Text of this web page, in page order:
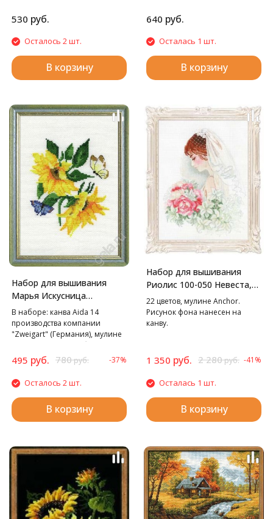
игла "Hemline", подробная
схема-инструкция и кант
«PEGA» (Чехия).
530 руб.
Осталось 2 шт.
В корзину
640 руб.
Осталась 1 шт.
В корзину
Набор для вышивания
Марья Искусница
Подсолнухи /Марья
Искусница/, 20х25 см
В наборе: канва Aida 14
производства компании
"Zweigart" (Германия), мулине
"Finca", игла, подробная схема-
инструкция.
495 руб. 780руб. -37%
Осталось 2 шт.
В корзину
Набор для вышивания
Риолис 100-050 Невеста,
30*40 см
22 цветов, мулине Anchor.
Рисунок фона нанесен на
канву.
1 350 руб. 2 280руб. -41%
Осталась 1 шт.
В корзину